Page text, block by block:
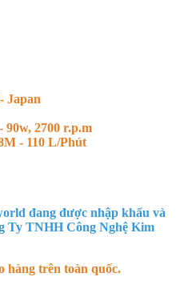
Japan
90w, 2700 r.p.m
- 110 L/Phút
đang được nhập khẩu và
Ty TNHH Công Nghệ Kim
hàng trên toàn quốc.